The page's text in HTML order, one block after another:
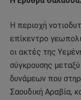
Η περιοχή
επίκεντρο
οι ακτές της
σύγκρουσης
δυνάμεων που
Σαουδική Αραβία,